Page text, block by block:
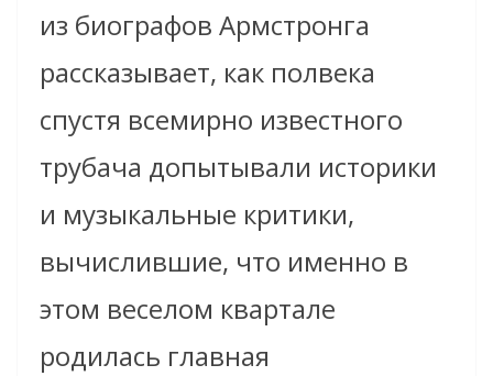
из биографов Армстронга
рассказывает, как полвека
спустя всемирно известного
трубача допытывали историки
и музыкальные критики,
вычислившие, что именно в
этом веселом квартале
родилась главная